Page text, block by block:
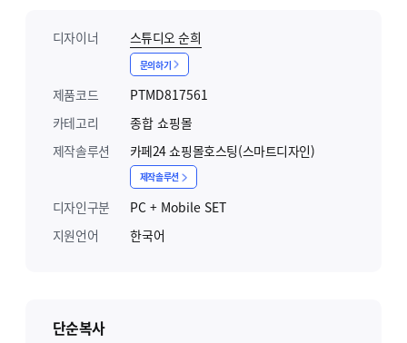
디자이너 스튜디오 순희
문의하기
제품코드
PTMD817561
카테고리
종합 쇼핑몰
제작솔루션
카페24 쇼핑몰호스팅(스마트디자인)
제작솔루션
디자인구분
PC + Mobile SET
지원언어
한국어
단순복사